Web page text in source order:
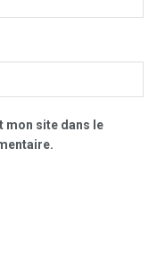
mon site dans le